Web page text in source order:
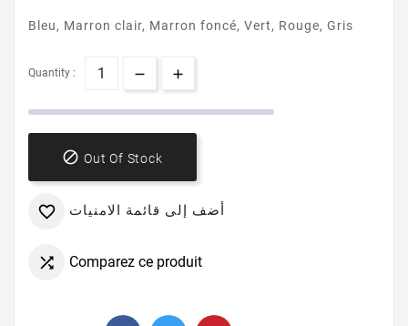
Bleu, Marron clair, Marron foncé, Vert, Rouge, Gris
Quantity :
 Out Of Stock
 أضف إلى قائمة الامنيات
 Comparez ce produit